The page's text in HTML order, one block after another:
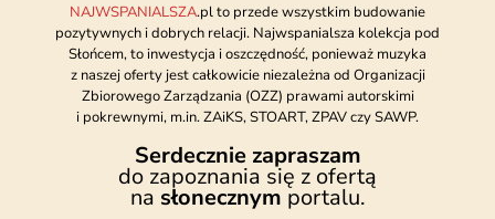
NAJWSPANIALSZA.pl to przede wszystkim budowanie
pozytywnych i dobrych relacji. Najwspanialsza kolekcja pod
Słońcem, to inwestycja i oszczędność, ponieważ muzyka
z naszej oferty jest całkowicie niezależna od Organizacji
Zbiorowego Zarządzania (OZZ) prawami autorskimi
i pokrewnymi, m.in. ZAiKS, STOART, ZPAV czy SAWP.
Serdecznie zapraszam
do zapoznania się z ofertą
na słonecznym portalu.